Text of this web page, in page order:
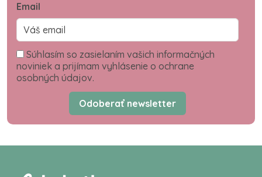
Email
Súhlasím so zasielaním vašich informačných
noviniek a prijímam vyhlásenie o ochrane
osobných údajov.
Odoberať newsletter